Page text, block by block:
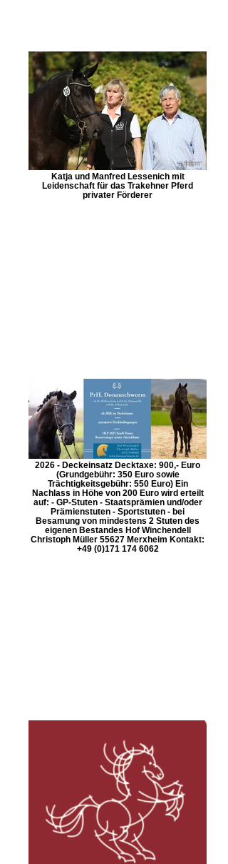
Katja und Manfred Lessenich mit
Leidenschaft für das Trakehner Pferd
privater Förderer
2026 - Deckeinsatz Decktaxe: 900,- Euro
(Grundgebühr: 350 Euro sowie
Trächtigkeitsgebühr: 550 Euro) Ein
Nachlass in Höhe von 200 Euro wird erteilt
auf: - GP-Stuten - Staatsprämien und/oder
Prämienstuten - Sportstuten - bei
Besamung von mindestens 2 Stuten des
eigenen Bestandes Hof Winchendell
Christoph Müller 55627 Merxheim Kontakt:
+49 (0)171 174 6062